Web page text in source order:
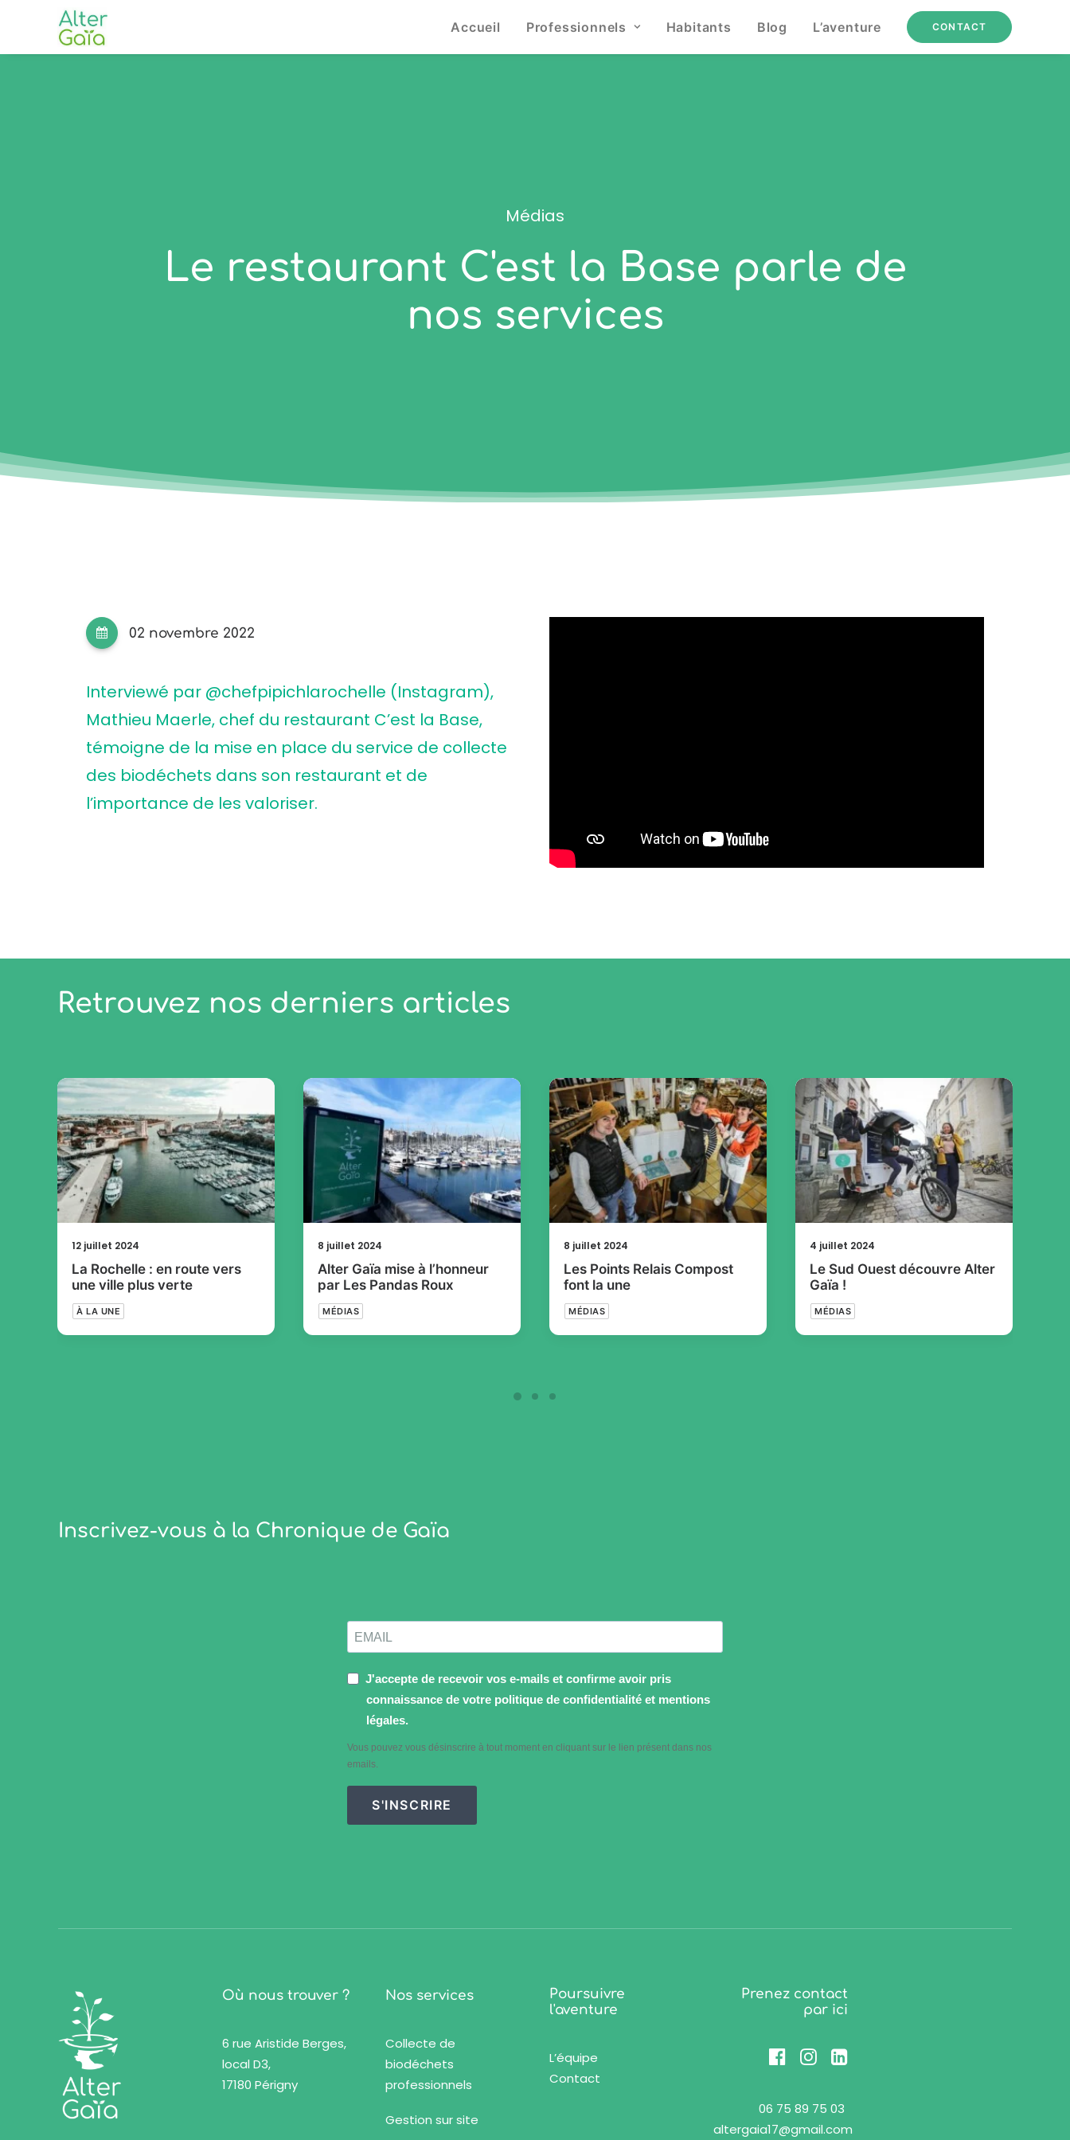
Accueil Professionnels Habitants Blog L’aventure CONTACT
Médias
Le restaurant C'est la Base parle de
nos services
02 novembre 2022
Interviewé par @chefpipichlarochelle (Instagram),
Mathieu Maerle, chef du restaurant C’est la Base,
témoigne de la mise en place du service de collecte
des biodéchets dans son restaurant et de
l’importance de les valoriser.
Retrouvez nos derniers articles
12 juillet 2024
La Rochelle : en route vers
une ville plus verte
À LA UNE
8 juillet 2024
Alter Gaïa mise à l’honneur
par Les Pandas Roux
MÉDIAS
8 juillet 2024
Les Points Relais Compost
font la une
MÉDIAS
4 juillet 2024
Le Sud Ouest découvre Alter
Gaïa !
MÉDIAS
Inscrivez-vous à la Chronique de Gaïa
J'accepte de recevoir vos e-mails et confirme avoir pris
connaissance de votre politique de confidentialité et mentions
légales.
Vous pouvez vous désinscrire à tout moment en cliquant sur le lien présent dans nos
emails.
S'INSCRIRE
Où nous trouver ?
6 rue Aristide Berges,
local D3,
17180 Périgny
Nos services
Collecte de
biodéchets
professionnels
Gestion sur site
Poursuivre
l'aventure
L’équipe
Contact
Prenez contact
par ici
06 75 89 75 03
altergaia17@gmail.com